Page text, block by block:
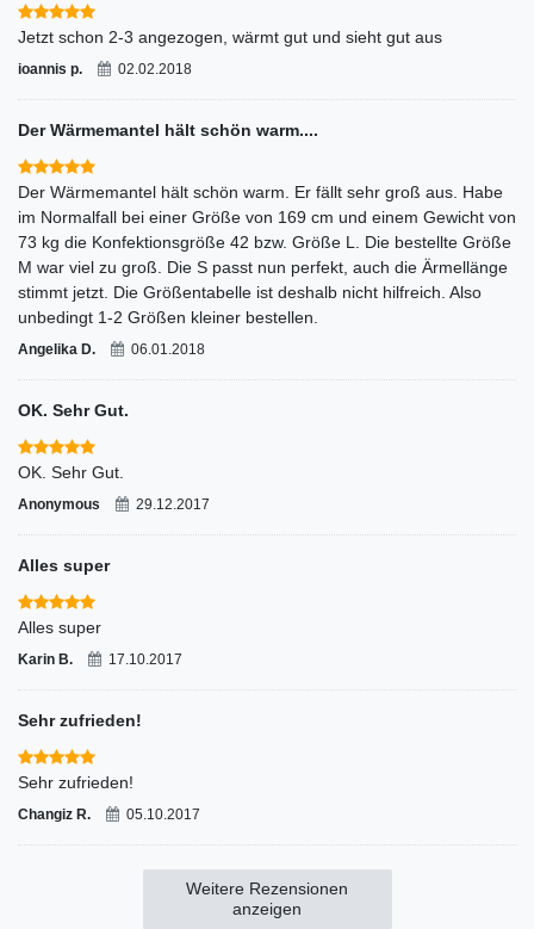
Jetzt schon 2-3 angezogen, wärmt gut und sieht gut aus
ioannis p. 02.02.2018
Der Wärmemantel hält schön warm....
Der Wärmemantel hält schön warm. Er fällt sehr groß aus. Habe
im Normalfall bei einer Größe von 169 cm und einem Gewicht von
73 kg die Konfektionsgröße 42 bzw. Größe L. Die bestellte Größe
M war viel zu groß. Die S passt nun perfekt, auch die Ärmellänge
stimmt jetzt. Die Größentabelle ist deshalb nicht hilfreich. Also
unbedingt 1-2 Größen kleiner bestellen.
Angelika D. 06.01.2018
OK. Sehr Gut.
OK. Sehr Gut.
Anonymous 29.12.2017
Alles super
Alles super
Karin B. 17.10.2017
Sehr zufrieden!
Sehr zufrieden!
Changiz R. 05.10.2017
Weitere Rezensionen
anzeigen